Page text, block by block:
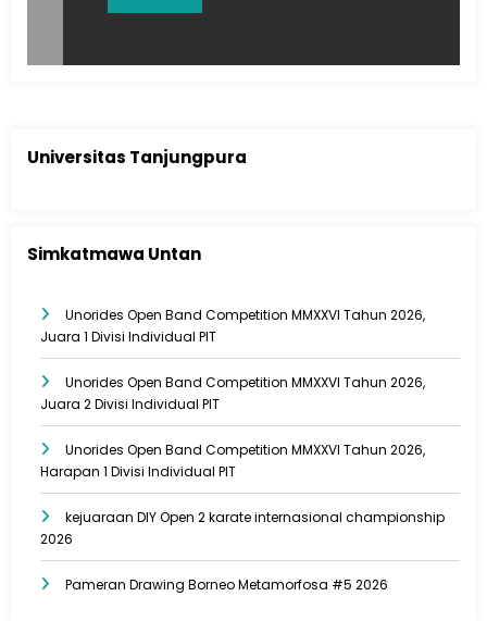
Universitas Tanjungpura
Simkatmawa Untan
Unorides Open Band Competition MMXXVI Tahun 2026,
Juara 1 Divisi Individual PIT
Unorides Open Band Competition MMXXVI Tahun 2026,
Juara 2 Divisi Individual PIT
Unorides Open Band Competition MMXXVI Tahun 2026,
Harapan 1 Divisi Individual PIT
kejuaraan DIY Open 2 karate internasional championship
2026
Pameran Drawing Borneo Metamorfosa #5 2026